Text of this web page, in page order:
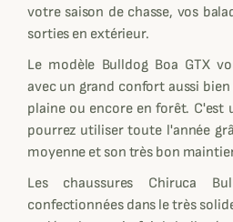
votre saison de chasse, vos
sorties en extérieur.
Le modèle Bulldog Boa GTX
avec un grand confort aussi
plaine ou encore en forêt. C'est
pourrez utiliser toute l'année
moyenne et son très bon
Les chaussures Chiruca
confectionnées dans le très